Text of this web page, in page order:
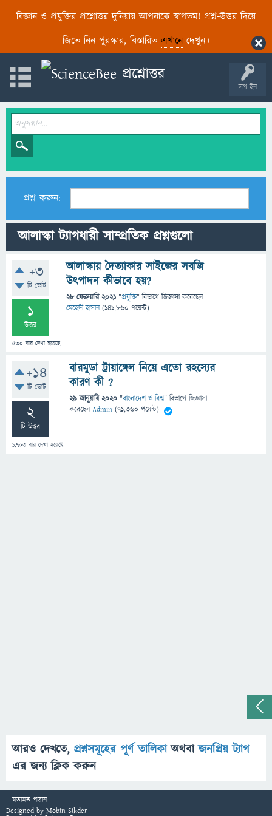
বিজ্ঞান ও প্রযুক্তির প্রশ্নোত্তর দুনিয়ায় আপনাকে স্বাগতম! প্রশ্ন-উত্তর দিয়ে
জিতে নিন পুরস্কার, বিস্তারিত এখানেদেখুন।
লগ ইন
প্রশ্ন করুন:
আলাস্কা ট্যাগধারী সাম্প্রতিক প্রশ্নগুলো
+3
টি ভোট
1
উত্তর
530 বার দেখা হয়েছে
আলাস্কায় দৈত্যাকার সাইজের সবজি
উৎপাদন কীভাবে হয়?
28 ফেব্রুয়ারি 2021 "প্রযুক্তি" বিভাগে জিজ্ঞাসাকরেছেন
মেহেদী হাসান (141,860 পয়েন্ট)
+14
টি ভোট
2
টি উত্তর
1,703 বার দেখা হয়েছে
বারমুডা ট্রায়াঙ্গেল নিয়ে এতো রহস্যের
কারণ কী ?
29 জানুয়ারি 2020 "বাংলাদেশ ও বিশ্ব" বিভাগে জিজ্ঞাসা
করেছেনAdmin (71,360 পয়েন্ট)
আরও দেখতে, প্রশ্নসমূহের পূর্ণ তালিকাঅথবাজনপ্রিয় ট্যাগ
এর জন্য ক্লিক করুন
মতামত পাঠান
Designed by Mobin Sikder